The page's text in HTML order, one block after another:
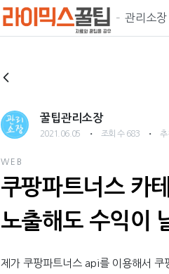
관리소
꿀팁관리소장
2021.06.05 ・ 조회 수 683 ・ 추
WEB
쿠팡파트너스 카
노출해도 수익이
제가 쿠팡파트너스 api를 이용해서 쿠